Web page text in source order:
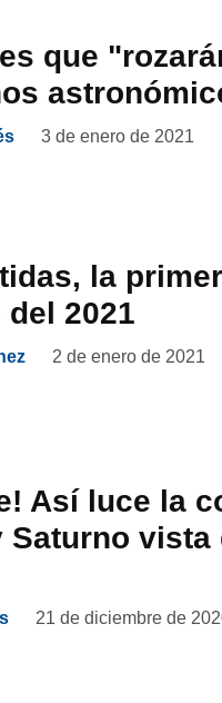
que
3 de enero de 2021
la
2021
2 de enero de 2021
Así luce la
Saturno vista
21 de diciembre de